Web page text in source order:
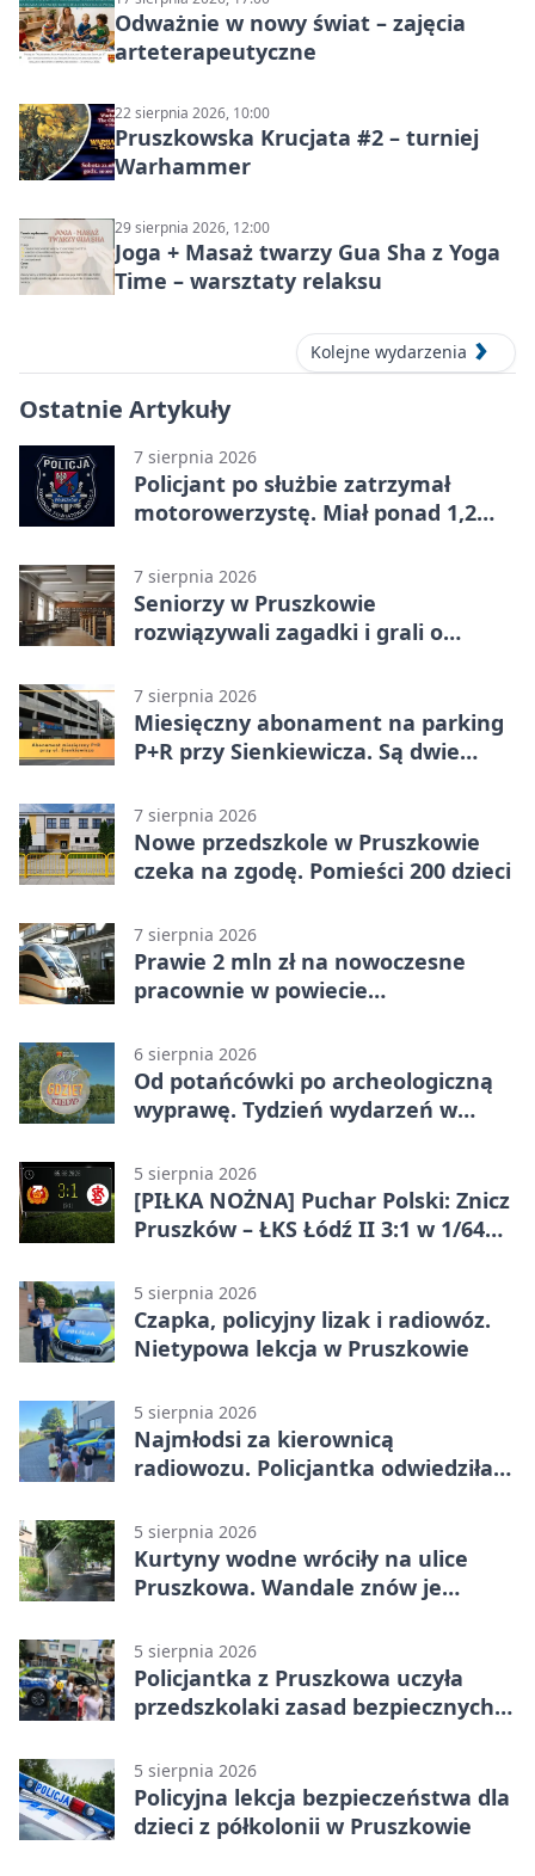
Odważnie w nowy świat – zajęcia
arteterapeutyczne
22 sierpnia 2026, 10:00
Pruszkowska Krucjata #2 – turniej
Warhammer
29 sierpnia 2026, 12:00
Joga + Masaż twarzy Gua Sha z Yoga
Time – warsztaty relaksu
Kolejne wydarzenia
Ostatnie Artykuły
7 sierpnia 2026
Policjant po służbie zatrzymał
motorowerzystę. Miał ponad 1,2
7 sierpnia 2026
Seniorzy w Pruszkowie
rozwiązywali zagadki i grali o
7 sierpnia 2026
Miesięczny abonament na parking
P+R przy Sienkiewicza. Są dwie
7 sierpnia 2026
Nowe przedszkole w Pruszkowie
czeka na zgodę. Pomieści 200 dzieci
7 sierpnia 2026
Prawie 2 mln zł na nowoczesne
pracownie w powiecie
6 sierpnia 2026
Od potańcówki po archeologiczną
wyprawę. Tydzień wydarzeń w
5 sierpnia 2026
[PIŁKA NOŻNA] Puchar Polski: Znicz
Pruszków – ŁKS Łódź II 3:1 w 1/64
5 sierpnia 2026
Czapka, policyjny lizak i radiowóz.
Nietypowa lekcja w Pruszkowie
5 sierpnia 2026
Najmłodsi za kierownicą
radiowozu. Policjantka odwiedziła
5 sierpnia 2026
Kurtyny wodne wróciły na ulice
Pruszkowa. Wandale znów je
5 sierpnia 2026
Policjantka z Pruszkowa uczyła
przedszkolaki zasad bezpiecznych
5 sierpnia 2026
Policyjna lekcja bezpieczeństwa dla
dzieci z półkolonii w Pruszkowie